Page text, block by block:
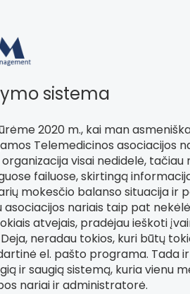
sistema
2020 m., kai man
Telemedicinos asociacijos
visai nedidelė, tačiau
failuose, skirtingą
mokesčio balanso situacija ir
asociacijos nariais taip pat
atvejais, pradėjau ieškoti
neradau tokios, kuri būtų
el. pašto programa. Tada
ir saugią sistemą, kuria vienu
nariai ir administratorė.